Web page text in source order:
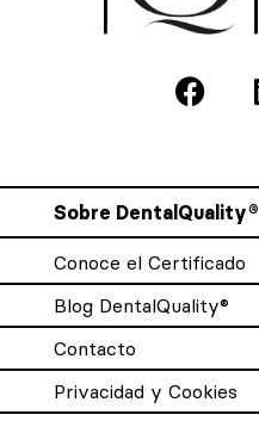
Sobre DentalQuality®
Conoce el Certificado
Blog DentalQuality®
Contacto
Privacidad y Cookies